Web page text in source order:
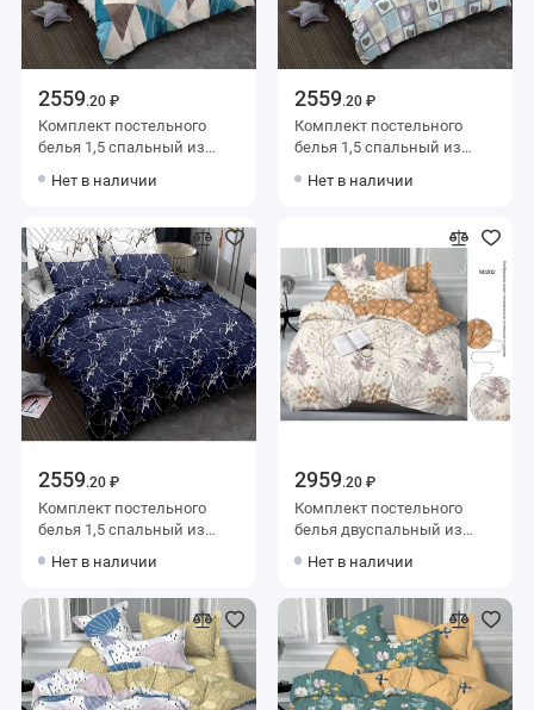
2559.20 ₽
Комплект постельного
белья 1,5 спальный из
70х70 2 шт Ромбы Amore
Нет в наличии
2559.20 ₽
Комплект постельного
белья 1,5 спальный из
70х70 2 шт Сердечки Amore
Нет в наличии
2559.20 ₽
Комплект постельного
белья 1,5 спальный из
70х70 2 шт Узор Amore Mio
Нет в наличии
2959.20 ₽
Комплект постельного
белья двуспальный из
70х70 2 шт Веточки Luxor
Нет в наличии